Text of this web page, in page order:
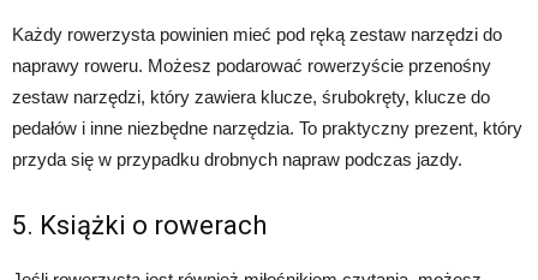
Każdy rowerzysta powinien mieć pod ręką zestaw narzędzi do
naprawy roweru. Możesz podarować rowerzyście przenośny
zestaw narzędzi, który zawiera klucze, śrubokręty, klucze do
pedałów i inne niezbędne narzędzia. To praktyczny prezent, który
przyda się w przypadku drobnych napraw podczas jazdy.
5. Książki o rowerach